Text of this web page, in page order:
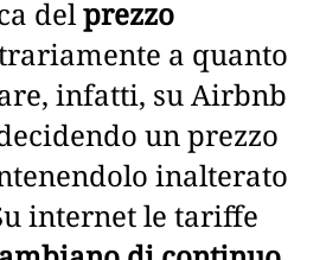
delprezzo
a quanto
infatti, su Airbnb
un prezzo
inalterato
internet le tariffe